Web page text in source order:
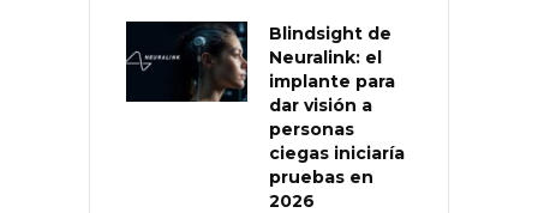
Blindsight de
Neuralink: el
implante para
dar visión a
personas
ciegas iniciaría
pruebas en
2026